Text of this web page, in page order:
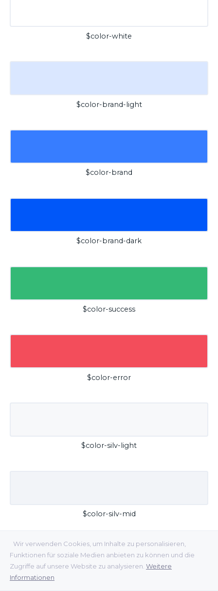
Wir verwenden Cookies, um Inhalte zu personalisieren,
Funktionen für soziale Medien anbieten zu können und die
Zugriffe auf unsere Website zu analysieren. Weitere
Informationen
$color-white
$color-brand-light
$color-brand
$color-brand-dark
$color-success
$color-error
$color-silv-light
$color-silv-mid